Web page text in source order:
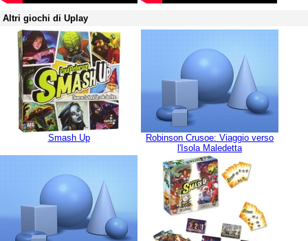
Altri giochi di Uplay
Smash Up
Robinson Crusoe: Viaggio verso
l'Isola Maledetta